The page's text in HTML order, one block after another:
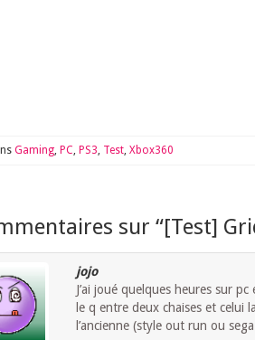
Gaming, PC, PS3, Test, Xbox360
sur “[Test]
jojo
J’ai joué quelques heures sur
le q entre deux chaises et celui
l’ancienne (style out run ou